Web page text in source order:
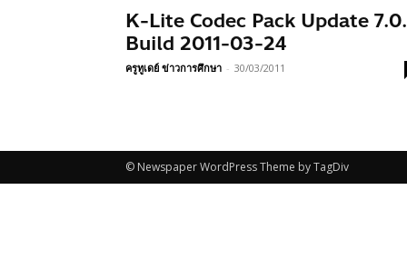
K-Lite Codec Pack Update
Build 2011-03-24
ครูทูเดย์ ข่าวการศึกษา - 30/03/2011
© Newspaper WordPress Theme by TagDiv